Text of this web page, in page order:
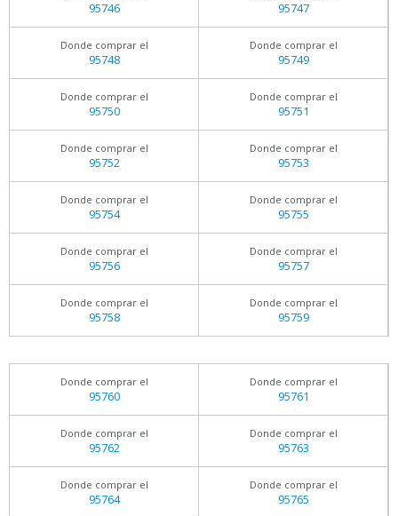
95746 95747
Donde comprar el
95748
Donde comprar el
95749
Donde comprar el
95750
Donde comprar el
95751
Donde comprar el
95752
Donde comprar el
95753
Donde comprar el
95754
Donde comprar el
95755
Donde comprar el
95756
Donde comprar el
95757
Donde comprar el
95758
Donde comprar el
95759
Donde comprar el
95760
Donde comprar el
95761
Donde comprar el
95762
Donde comprar el
95763
Donde comprar el
95764
Donde comprar el
95765